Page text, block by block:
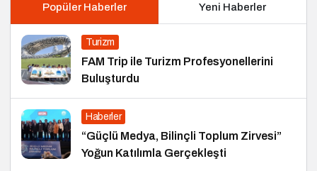
Popüler Haberler Yeni Haberler
Turizm
FAM Trip ile Turizm Profesyonellerini
Buluşturdu
Haberler
“Güçlü Medya, Bilinçli Toplum Zirvesi”
Yoğun Katılımla Gerçekleşti